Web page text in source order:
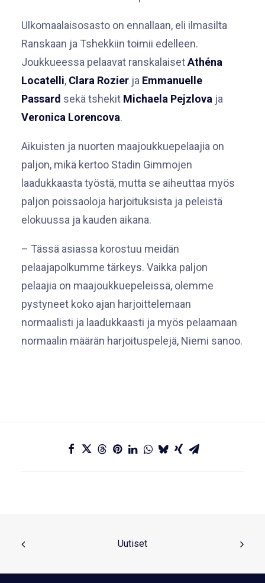
Ulkomaalaisosasto on ennallaan, eli ilmasilta
Ranskaan ja Tshekkiin toimii edelleen.
Joukkueessa pelaavat ranskalaisetAthéna
Locatelli, Clara Rozier ja Emmanuelle
Passard sekä tshekit Michaela Pejzlova ja
Veronica Lorencova.
Aikuisten ja nuorten maajoukkuepelaajia on
paljon, mikä kertoo Stadin Gimmojen
laadukkaasta työstä, mutta se aiheuttaa myös
paljon poissaoloja harjoituksista ja peleistä
elokuussa ja kauden aikana.
– Tässä asiassa korostuu meidän
pelaajapolkumme tärkeys. Vaikka paljon
pelaajia on maajoukkuepeleissä, olemme
pystyneet koko ajan harjoittelemaan
normaalisti ja laadukkaasti ja myös pelaamaan
normaalin määrän harjoituspelejä, Niemi sanoo.
Uutiset